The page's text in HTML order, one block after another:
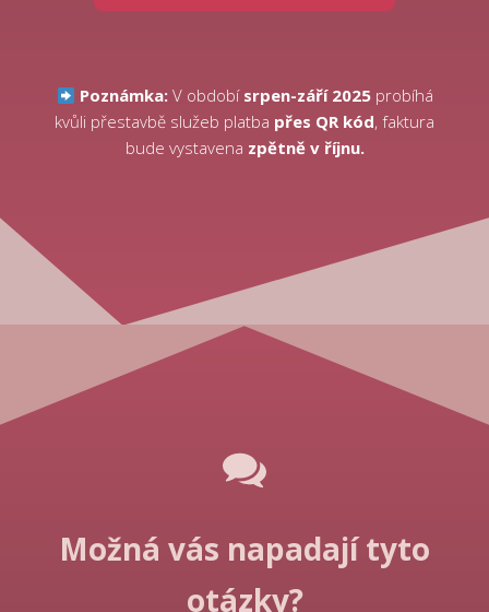
Poznámka:V období srpen-září 2025probíhá
kvůli přestavbě služeb platba přes QR kód, faktura
bude vystavena zpětně v říjnu.
Možná vás napadají tyto
otázky?